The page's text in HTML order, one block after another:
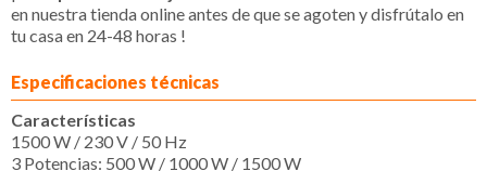
en nuestra tienda online antes de que se agoten y disfrútalo en
tu casa en 24-48 horas !
Especificaciones técnicas
Características
1500 W / 230 V / 50 Hz
3 Potencias: 500 W / 1000 W / 1500 W